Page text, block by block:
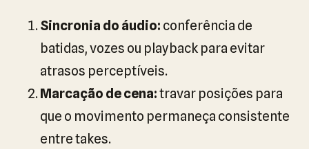
Sincronia do áudio: conferência de
batidas, vozes ou playback para evitar
atrasos perceptíveis.
Marcação de cena:travar posições para
que o movimento permaneça consistente
entre takes.